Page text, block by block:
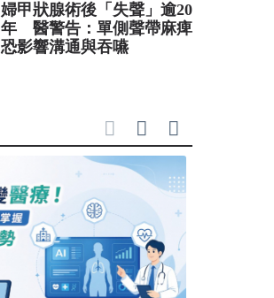
婦甲狀腺術後「失聲」逾20
年 醫警告：單側聲帶麻痺
恐影響溝通與吞嚥